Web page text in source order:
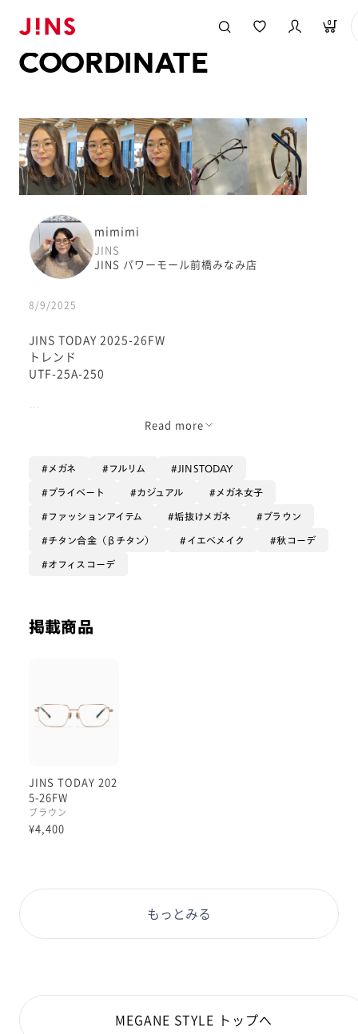
0
COORDINATE
mimimi
JINS
JINS パワーモール前橋みなみ店
8/9/2025
JINS TODAY 2025-26FW
トレンド
UTF-25A-250
トレンドのスポーツシックスタイル🎾
少しレトロな雰囲気を感じさせてくれる
色味とデザインです
ストライプラインの縞模様が
フレームのアクセントになっています
かけてみて素敵でした🍁
Read more
メガネ フルリム JINSTODAY
プライベート カジュアル メガネ女子
ファッションアイテム 垢抜けメガネ ブラウン
チタン合金（βチタン） イエベメイク 秋コーデ
オフィスコーデ
掲載商品
JINS TODAY 202
5-26FW
ブラウン
¥4,400
もっとみる
MEGANE STYLE トップへ